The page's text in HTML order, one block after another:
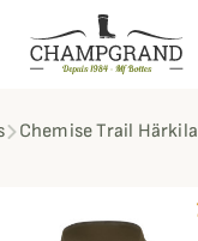
Chemise Trail Härkila